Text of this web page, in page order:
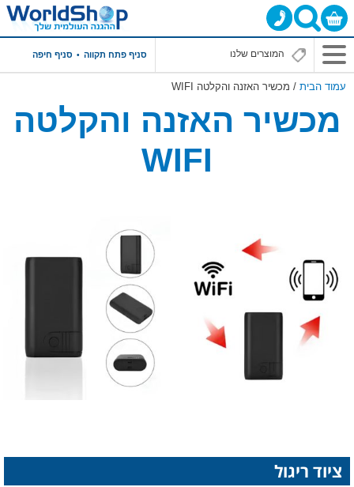
תפריט
ראשי
סניף פתח תקווה סניף חיפה
עמוד הבית / מכשיר האזנה והקלטה WIFI
מכשיר האזנה והקלטה
WIFI
ציוד ריגול